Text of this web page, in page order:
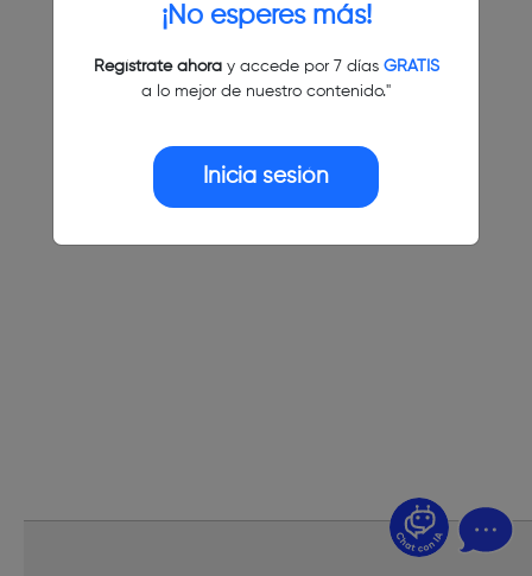
¡No esperes más!
Regístrate ahoray accede por 7 días GRATIS
a lo mejor de nuestro contenido."
Inicia sesión